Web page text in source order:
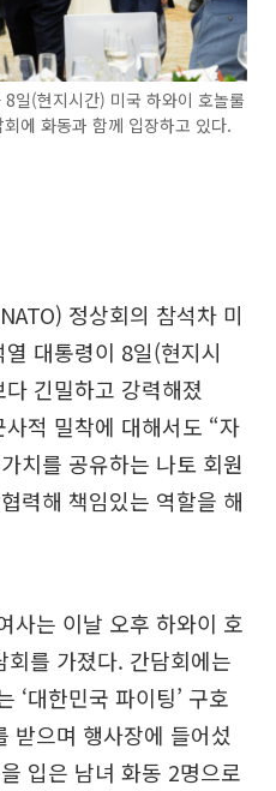
일(현지시간) 미국 하와이 호놀룰
에 화동과 함께 입장하고 있다.
정상회의 참석차 미
열 대통령이 8일(현지시
긴밀하고 강력해졌
적 밀착에 대해서도 “자
치를 공유하는 나토 회원
력해 책임있는 역할을 해
사는 이날 오후 하와이 호
를 가졌다. 간담회에는
‘대한민국 파이팅’ 구호
받으며 행사장에 들어섰
입은 남녀 화동 2명으로